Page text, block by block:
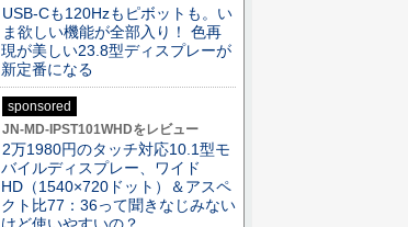
USB-Cも120Hzもピボットも。い
ま欲しい機能が全部入り！ 色再
現が美しい23.8型ディスプレーが
新定番になる
sponsored
JN-MD-IPST101WHDをレビュー
2万1980円のタッチ対応10.1型モ
バイルディスプレー、ワイド
HD（1540×720ドット）＆アスペ
クト比77：36って聞きなじみない